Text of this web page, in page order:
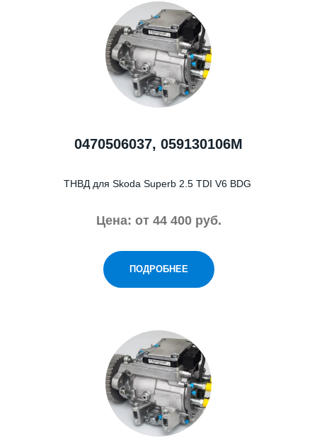
0470506037, 059130106M
ТНВД для Skoda Superb 2.5 TDI V6 BDG
Цена: от 44 400 руб.
ПОДРОБНЕЕ